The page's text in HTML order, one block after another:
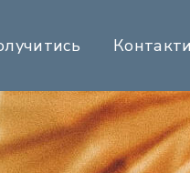
Контакти